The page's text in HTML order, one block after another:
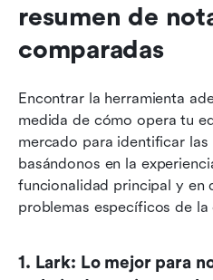
resumen de
comparadas
Encontrar la herramienta
medida de cómo opera tu
mercado para identificar
basándonos en la
funcionalidad principal y en
problemas específicos de la
1. Lark: Lo mejor para